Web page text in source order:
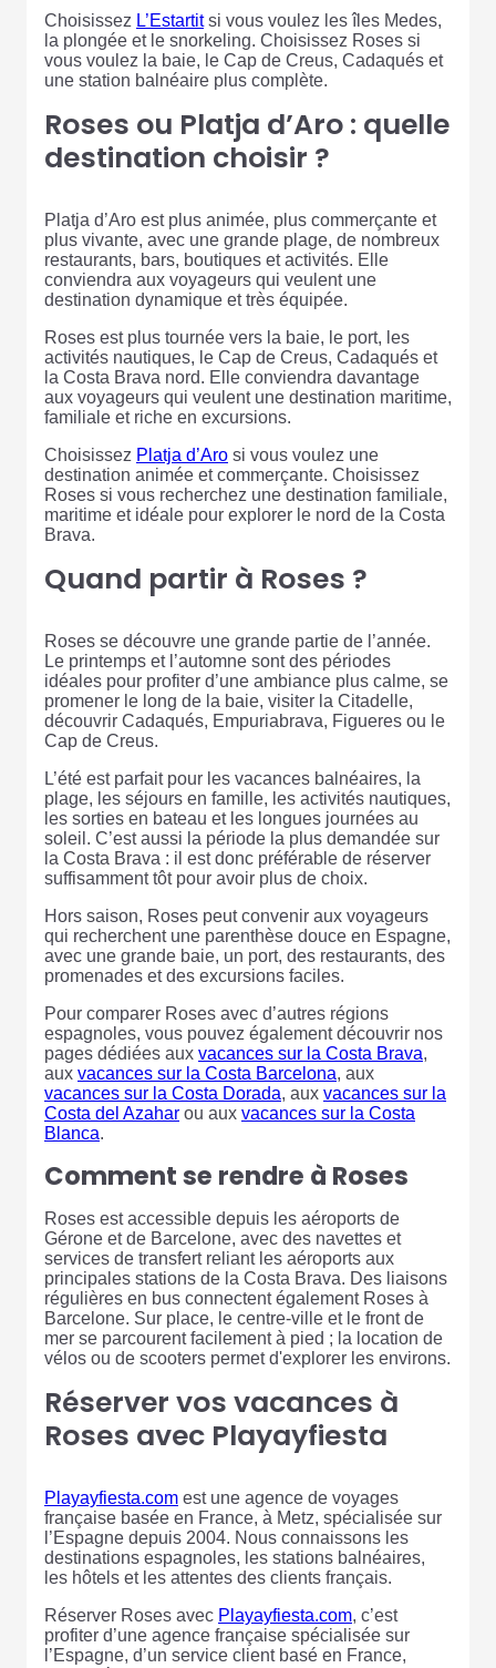
Choisissez L’Estartitsi vous voulez les îles Medes,
la plongée et le snorkeling. Choisissez Roses si
vous voulez la baie, le Cap de Creus, Cadaqués et
une station balnéaire plus complète.
Roses ou Platja d’Aro : quelle
destination choisir ?
Platja d’Aro est plus animée, plus commerçante et
plus vivante, avec une grande plage, de nombreux
restaurants, bars, boutiques et activités. Elle
conviendra aux voyageurs qui veulent une
destination dynamique et très équipée.
Roses est plus tournée vers la baie, le port, les
activités nautiques, le Cap de Creus, Cadaqués et
la Costa Brava nord. Elle conviendra davantage
aux voyageurs qui veulent une destination maritime,
familiale et riche en excursions.
Choisissez Platja d’Aro si vous voulez une
destination animée et commerçante. Choisissez
Roses si vous recherchez une destination familiale,
maritime et idéale pour explorer le nord de la Costa
Brava.
Quand partir à Roses ?
Roses se découvre une grande partie de l’année.
Le printemps et l’automne sont des périodes
idéales pour profiter d’une ambiance plus calme, se
promener le long de la baie, visiter la Citadelle,
découvrir Cadaqués, Empuriabrava, Figueres ou le
Cap de Creus.
L’été est parfait pour les vacances balnéaires, la
plage, les séjours en famille, les activités nautiques,
les sorties en bateau et les longues journées au
soleil. C’est aussi la période la plus demandée sur
la Costa Brava : il est donc préférable de réserver
suffisamment tôt pour avoir plus de choix.
Hors saison, Roses peut convenir aux voyageurs
qui recherchent une parenthèse douce en Espagne,
avec une grande baie, un port, des restaurants, des
promenades et des excursions faciles.
Pour comparer Roses avec d’autres régions
espagnoles, vous pouvez également découvrir nos
pages dédiées aux vacances sur la Costa Brava,
aux vacances sur la Costa Barcelona, aux
vacances sur la Costa Dorada, aux vacances sur la
Costa del Azahar ou aux vacances sur la Costa
Blanca.
Comment se rendre à Roses
Roses est accessible depuis les aéroports de
Gérone et de Barcelone, avec des navettes et
services de transfert reliant les aéroports aux
principales stations de la Costa Brava. Des liaisons
régulières en bus connectent également Roses à
Barcelone. Sur place, le centre-ville et le front de
mer se parcourent facilement à pied ; la location de
vélos ou de scooters permet d'explorer les environs.
Réserver vos vacances à
Roses avec Playayfiesta
Playayfiesta.com est une agence de voyages
française basée en France, à Metz, spécialisée sur
l’Espagne depuis 2004. Nous connaissons les
destinations espagnoles, les stations balnéaires,
les hôtels et les attentes des clients français.
Réserver Roses avec Playayfiesta.com, c’est
profiter d’une agence française spécialisée sur
l’Espagne, d’un service client basé en France,